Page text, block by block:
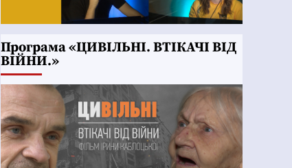
Програма «ЦИВІЛЬНІ. ВТІКАЧІ ВІД
ВІЙНИ.»